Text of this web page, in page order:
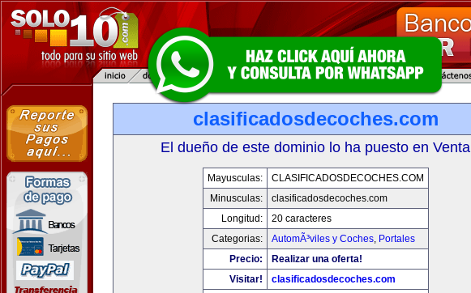
clasificadosdecoches.com
El dueño de este dominio lo ha puesto en Venta
Mayusculas:
CLASIFICADOSDECOCHES.COM
Minusculas:
clasificadosdecoches.com
Longitud:
20 caracteres
Categorias:
AutomÃ³viles y Coches, Portales
Precio:
Realizar una oferta!
Visitar!
clasificadosdecoches.com